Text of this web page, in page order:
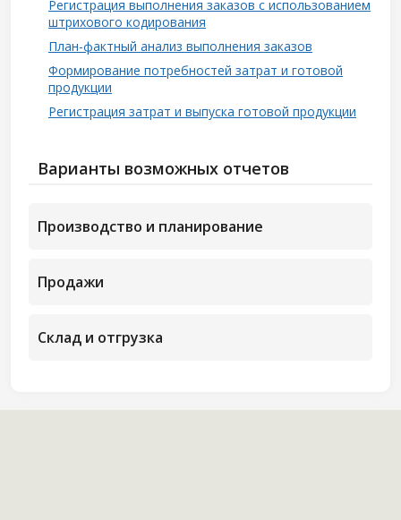
Регистрация выполнения заказов с использованием
штрихового кодирования
План-фактный анализ выполнения заказов
Формирование потребностей затрат и готовой
продукции
Регистрация затрат и выпуска готовой продукции
Варианты возможных отчетов
Производство и планирование
Продажи
Склад и отгрузка